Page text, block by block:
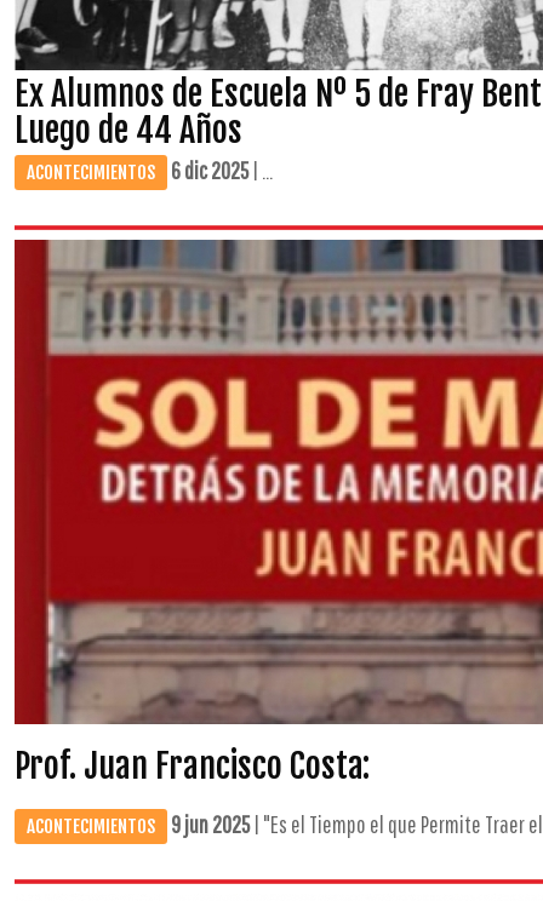
Ex Alumnos de Escuela Nº 5 de Fray
Luego de 44 Años
ACONTECIMIENTOS 6 dic 2025| ...
Prof. Juan Francisco Costa:
ACONTECIMIENTOS 9 jun 2025| "Es el Tiempo el que Permite Traer